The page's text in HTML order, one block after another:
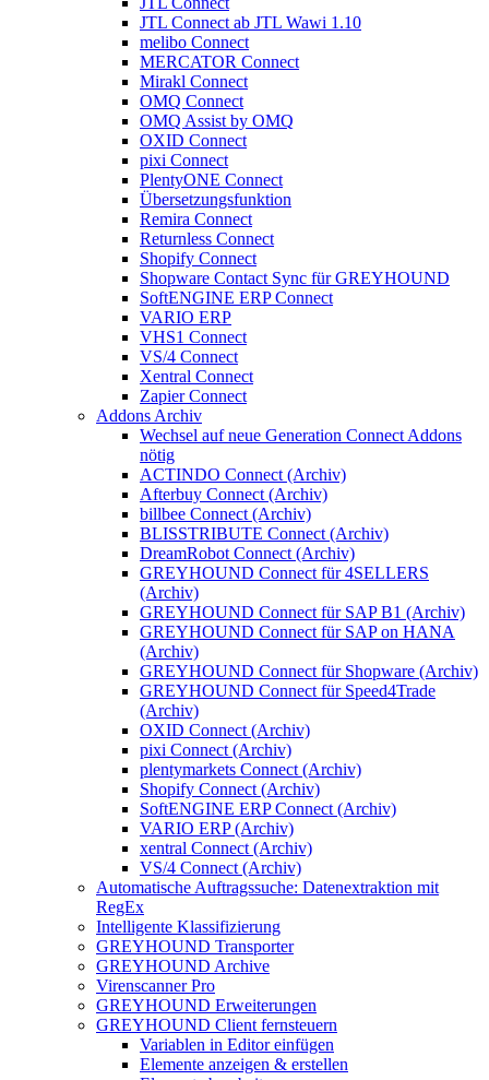
JTL Connect ab JTL Wawi 1.10
melibo Connect
MERCATOR Connect
Mirakl Connect
OMQ Connect
OMQ Assist by OMQ
OXID Connect
pixi Connect
PlentyONE Connect
Übersetzungsfunktion
Remira Connect
Returnless Connect
Shopify Connect
Shopware Contact Sync für GREYHOUND
SoftENGINE ERP Connect
VARIO ERP
VHS1 Connect
VS/4 Connect
Xentral Connect
Zapier Connect
Addons Archiv
Wechsel auf neue Generation Connect Addons
nötig
ACTINDO Connect (Archiv)
Afterbuy Connect (Archiv)
billbee Connect (Archiv)
BLISSTRIBUTE Connect (Archiv)
DreamRobot Connect (Archiv)
GREYHOUND Connect für 4SELLERS
(Archiv)
GREYHOUND Connect für SAP B1 (Archiv)
GREYHOUND Connect für SAP on HANA
(Archiv)
GREYHOUND Connect für Shopware (Archiv)
GREYHOUND Connect für Speed4Trade
(Archiv)
OXID Connect (Archiv)
pixi Connect (Archiv)
plentymarkets Connect (Archiv)
Shopify Connect (Archiv)
SoftENGINE ERP Connect (Archiv)
VARIO ERP (Archiv)
xentral Connect (Archiv)
VS/4 Connect (Archiv)
Automatische Auftragssuche: Datenextraktion mit
RegEx
Intelligente Klassifizierung
GREYHOUND Transporter
GREYHOUND Archive
Virenscanner Pro
GREYHOUND Erweiterungen
GREYHOUND Client fernsteuern
Variablen in Editor einfügen
Elemente anzeigen & erstellen